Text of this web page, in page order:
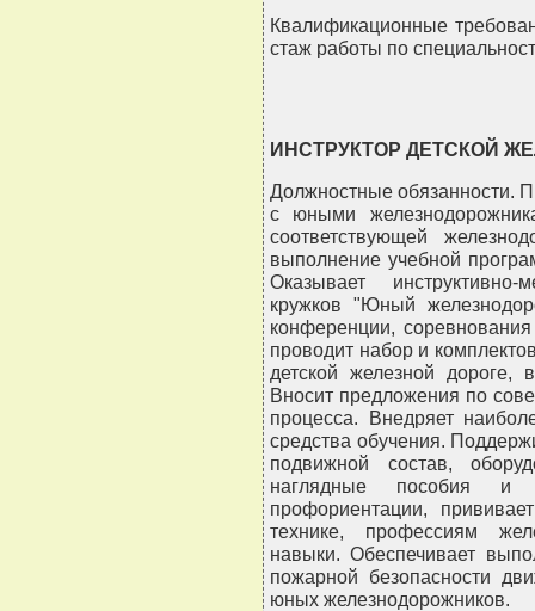
Квалификационные
стаж работы по
ИНСТРУКТОР ДЕТСКОЙ
Должностные обязанности.
с юными
соответствующей
выполнение учебной
Оказывает
кружков "Юный
конференции,
проводит набор и
детской железной
Вносит предложения по
процесса. Внедряет
средства обучения.
подвижной состав,
наглядные пособия и
профориентации,
технике, профессиям
навыки. Обеспечивает
пожарной безопасности
юных железнодорожников.